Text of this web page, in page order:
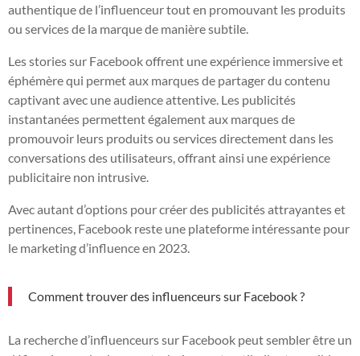
authentique de l’influenceur tout en promouvant les produits
ou services de la marque de manière subtile.
Les stories sur Facebook offrent une expérience immersive et
éphémère qui permet aux marques de partager du contenu
captivant avec une audience attentive. Les publicités
instantanées permettent également aux marques de
promouvoir leurs produits ou services directement dans les
conversations des utilisateurs, offrant ainsi une expérience
publicitaire non intrusive.
Avec autant d’options pour créer des publicités attrayantes et
pertinences, Facebook reste une plateforme intéressante pour
le marketing d’influence en 2023.
Comment trouver des influenceurs sur Facebook ?
La recherche d’influenceurs sur Facebook peut sembler être un